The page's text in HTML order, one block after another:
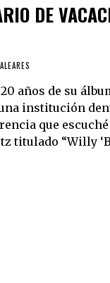
DE
años de su
institución
que
“Willy